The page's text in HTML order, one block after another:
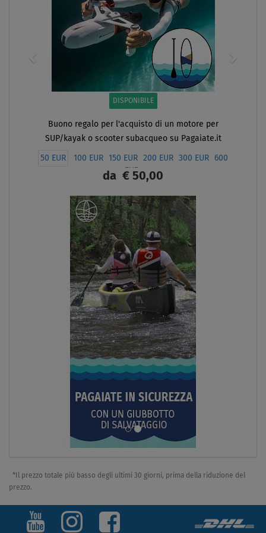
THE BEST
PAGAIA
INCLUSA
350 l
FINO A
140 kg
VERSIONE
KAYAK
GRATUITA
SUP GLADIATOR ONE 12'6
di un motore per
su Pagaiate.it
200 EUR 300 EUR 600
*Il prezzo totale più basso degli ultimi 30 giorni, prima della riduzione del
prezzo.